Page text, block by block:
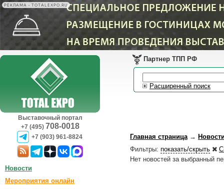
РЕКЛАМА • TOTALEXPO.RU
Выставочный портал
+7 (495) 708-0018
+7 (903) 961-8824
Партнер ТПП РФ
Расширенный поиск
Главная страница→
Фильтры: показать/скрыть
Нет новостей за выбранный
Новости
Мероприятия онлайн